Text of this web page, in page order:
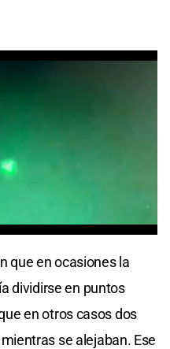
que en ocasiones la
dividirse en puntos
en otros casos dos
se alejaban. Ese